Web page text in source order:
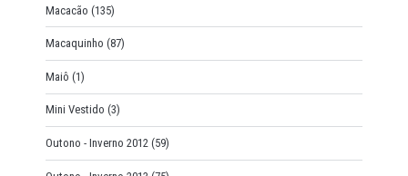
Macacão (135)
Macaquinho (87)
Maiô (1)
Mini Vestido (3)
Outono - Inverno 2012 (59)